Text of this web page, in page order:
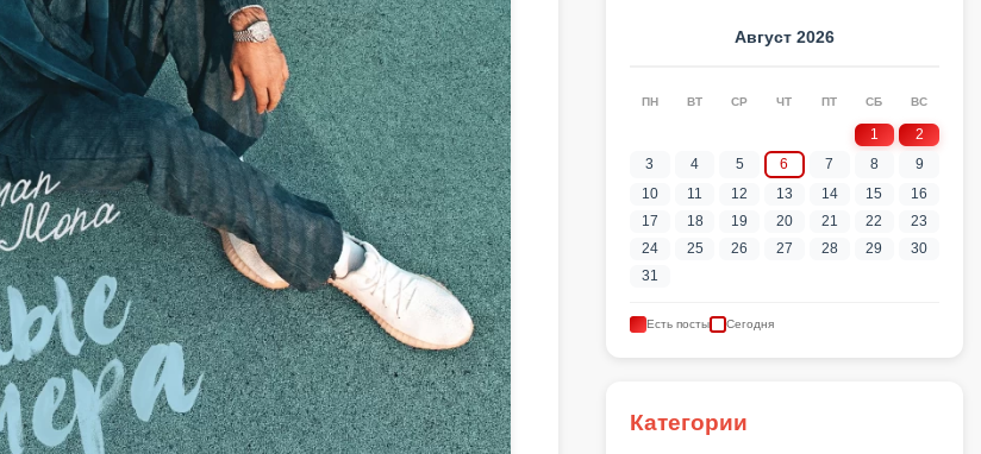
Август 2026
ПН ВТ СР ЧТ ПТ СБ ВС
1
2
3
4 5 6 7 8
9
10
11 12 13 14 15
16
17
18 19 20 21 22
23
24
25 26 27 28 29
30
31
Есть посты Сегодня
Категории